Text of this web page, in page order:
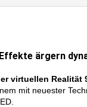
ärgern
virtuellen Realität
mit neuester